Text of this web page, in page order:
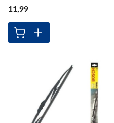
11,99